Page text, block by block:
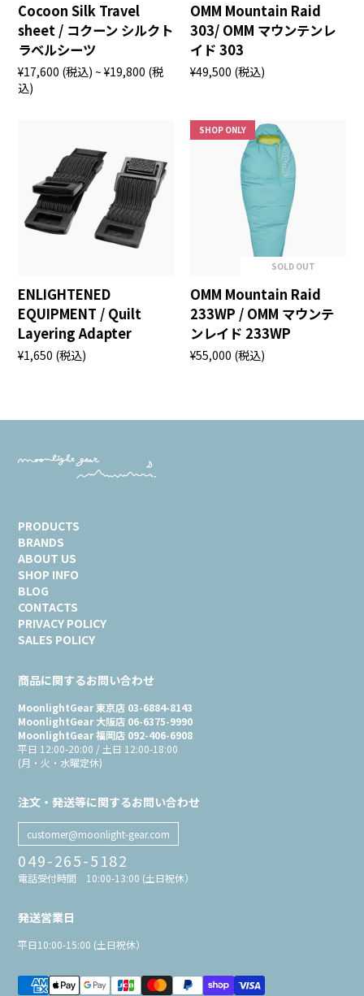
Cocoon Silk Travel
sheet / コクーン シルクト
ラベルシーツ
¥17,600 (税込) ~ ¥19,800 (税
込)
OMM Mountain Raid
303/ OMM マウンテンレ
イド 303
¥49,500 (税込)
ENLIGHTENED
EQUIPMENT / Quilt
Layering Adapter
¥1,650 (税込)
SHOP ONLY
SOLD OUT
OMM Mountain Raid
233WP / OMM マウンテ
ンレイド 233WP
¥55,000 (税込)
PRODUCTS
BRANDS
ABOUT US
SHOP INFO
BLOG
CONTACTS
PRIVACY POLICY
SALES POLICY
商品に関するお問い合わせ
MoonlightGear 東京店 03-6884-8143
MoonlightGear 大阪店 06-6375-9990
MoonlightGear 福岡店 092-406-6908
平日 12:00-20:00 / 土日 12:00-18:00
(月・火・水曜定休)
注文・発送等に関するお問い合わせ
customer@moonlight-gear.com
049-265-5182
電話受付時間 10:00-13:00 (土日祝休）
発送営業日
平日10:00-15:00 (土日祝休）